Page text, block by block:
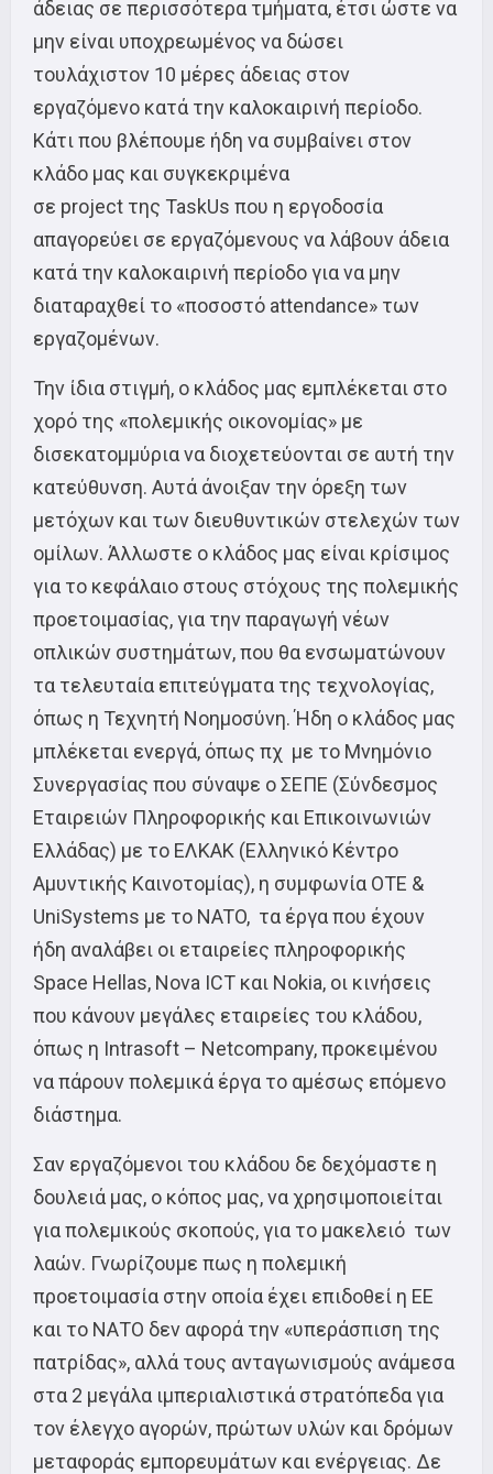
άδειας σε περισσότερα τμήματα, έτσι ώστε να
μην είναι υποχρεωμένος να δώσει
τουλάχιστον 10 μέρες άδειας στον
εργαζόμενο κατά την καλοκαιρινή περίοδο.
Κάτι που βλέπουμε ήδη να συμβαίνει στον
κλάδο μας και συγκεκριμένα
σε project της TaskUs που η εργοδοσία
απαγορεύει σε εργαζόμενους να λάβουν άδεια
κατά την καλοκαιρινή περίοδο για να μην
διαταραχθεί το «ποσοστό attendance» των
εργαζομένων.
Την ίδια στιγμή, ο κλάδος μας εμπλέκεται στο
χορό της «πολεμικής οικονομίας» με
δισεκατομμύρια να διοχετεύονται σε αυτή την
κατεύθυνση. Αυτά άνοιξαν την όρεξη των
μετόχων και των διευθυντικών στελεχών των
ομίλων. Άλλωστε ο κλάδος μας είναι κρίσιμος
για το κεφάλαιο στους στόχους της πολεμικής
προετοιμασίας, για την παραγωγή νέων
οπλικών συστημάτων, που θα ενσωματώνουν
τα τελευταία επιτεύγματα της τεχνολογίας,
όπως η Τεχνητή Νοημοσύνη. Ήδη ο κλάδος μας
μπλέκεται ενεργά, όπως πχ με το Μνημόνιο
Συνεργασίας που σύναψε ο ΣΕΠΕ (Σύνδεσμος
Εταιρειών Πληροφορικής και Επικοινωνιών
Ελλάδας) με το ΕΛΚΑΚ (Ελληνικό Κέντρο
Αμυντικής Καινοτομίας), η συμφωνία ΟΤΕ &
UniSystems με το NATO, τα έργα που έχουν
ήδη αναλάβει οι εταιρείες πληροφορικής
Space Hellas, Nova ICT και Nokia, οι κινήσεις
που κάνουν μεγάλες εταιρείες του κλάδου,
όπως η Intrasoft – Netcompany, προκειμένου
να πάρουν πολεμικά έργα το αμέσως επόμενο
διάστημα.
Σαν εργαζόμενοι του κλάδου δε δεχόμαστε η
δουλειά μας, ο κόπος μας, να χρησιμοποιείται
για πολεμικούς σκοπούς, για το μακελειό των
λαών. Γνωρίζουμε πως η πολεμική
προετοιμασία στην οποία έχει επιδοθεί η ΕΕ
και το ΝΑΤΟ δεν αφορά την «υπεράσπιση της
πατρίδας», αλλά τους ανταγωνισμούς ανάμεσα
στα 2 μεγάλα ιμπεριαλιστικά στρατόπεδα για
τον έλεγχο αγορών, πρώτων υλών και δρόμων
μεταφοράς εμπορευμάτων και ενέργειας. Δε